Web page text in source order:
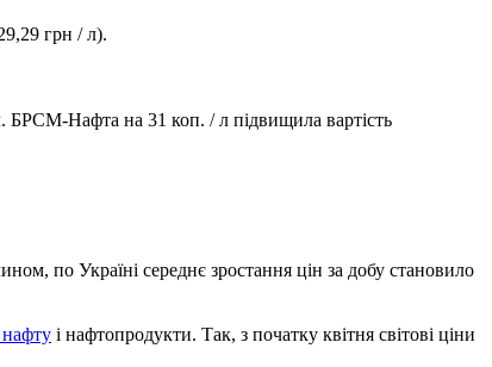
грн / л).
Нафта на 31 коп. / л підвищила вартість
по Україні середнє зростання цін за добу становило
нафту і нафтопродукти. Так, з початку квітня світові ціни